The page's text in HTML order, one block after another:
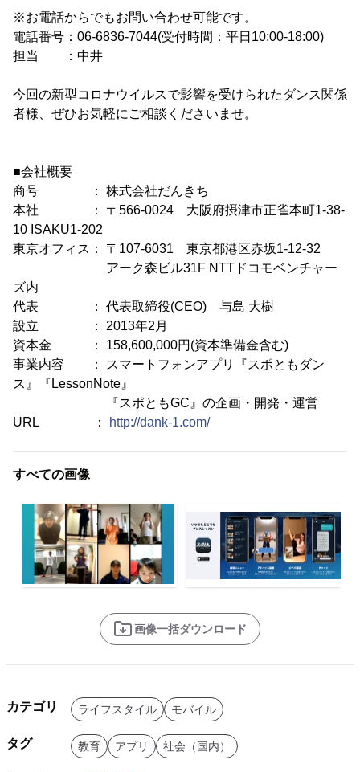
※お電話からでもお問い合わせ可能です。
電話番号：06-6836-7044(受付時間：平日10:00-18:00)
担当 ：中井
今回の新型コロナウイルスで影響を受けられたダンス関係
者様、ぜひお気軽にご相談くださいませ。
■会社概要
商号 ： 株式会社だんきち
本社 ： 〒566-0024 大阪府摂津市正雀本町1-38-
10 ISAKU1-202
東京オフィス： 〒107-6031 東京都港区赤坂1-12-32
アーク森ビル31F NTTドコモベンチャー
ズ内
代表 ： 代表取締役(CEO) 与島 大樹
設立 ： 2013年2月
資本金 ： 158,600,000円(資本準備金含む)
事業内容 ： スマートフォンアプリ『スポともダン
ス』『LessonNote』
『スポともGC』の企画・開発・運営
URL ：
http://dank-1.com/
すべての画像
画像一括ダウンロード
カテゴリ ライフスタイル モバイル
タグ 教育 アプリ 社会（国内）